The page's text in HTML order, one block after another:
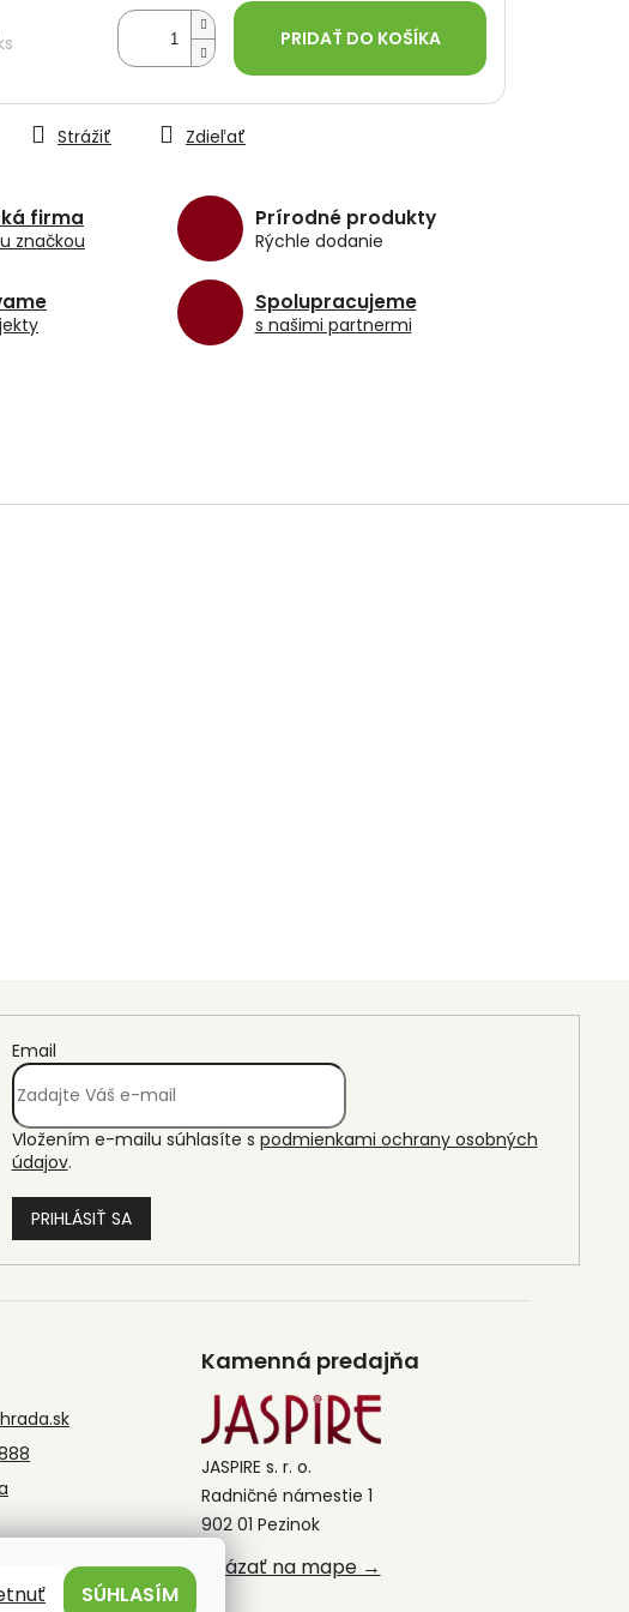
SÚHLASÍM
PRIDAŤ DO KOŠÍKA
firma
značkou
Prírodné produkty
Rýchle dodanie
Spolupracujeme
s našimi partnermi
Strážiť Zdieľať
Email
Vložením e-mailu súhlasíte s podmienkami ochrany osobných
údajov.
PRIHLÁSIŤ SA
Kamenná predajňa
JASPIRE s. r. o.
Radničné námestie 1
902 01 Pezinok
Ukázať na mape →